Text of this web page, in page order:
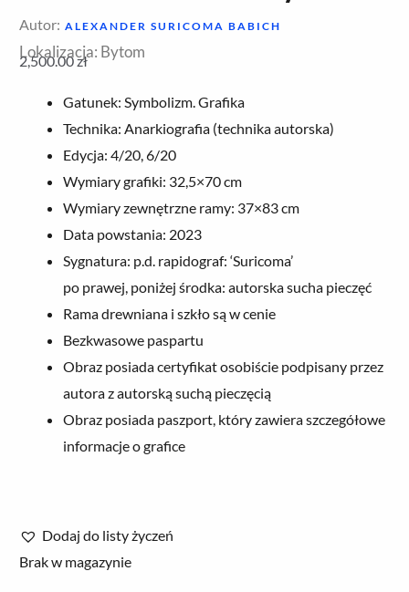
Autor: ALEXANDER SURICOMA BABICH
Lokalizacja: Bytom
2,500.00zł
Gatunek: Symbolizm. Grafika
Technika: Anarkiografia (technika autorska)
Edycja: 4/20, 6/20
Wymiary grafiki: 32,5×70 cm
Wymiary zewnętrzne ramy: 37×83 cm
Data powstania: 2023
Sygnatura: p.d. rapidograf: ‘Suricoma’
po prawej, poniżej środka: autorska sucha pieczęć
Rama drewniana i szkło są w cenie
Bezkwasowe paspartu
Obraz posiada certyfikat osobiście podpisany przez
autora z autorską suchą pieczęcią
Obraz posiada paszport, który zawiera szczegółowe
informacje o grafice
Dodaj do listy życzeń
Brak w magazynie